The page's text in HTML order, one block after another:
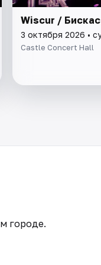
Wiscur / Бискас
3 октября 2026 •
Castle Concert Hall
городе.